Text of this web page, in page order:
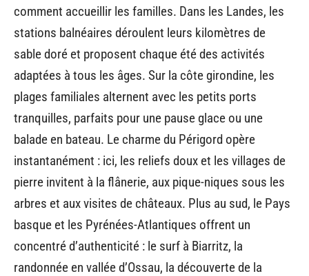
comment accueillir les familles. Dans les Landes, les
stations balnéaires déroulent leurs kilomètres de
sable doré et proposent chaque été des activités
adaptées à tous les âges. Sur la côte girondine, les
plages familiales alternent avec les petits ports
tranquilles, parfaits pour une pause glace ou une
balade en bateau. Le charme du Périgord opère
instantanément : ici, les reliefs doux et les villages de
pierre invitent à la flânerie, aux pique-niques sous les
arbres et aux visites de châteaux. Plus au sud, le Pays
basque et les Pyrénées-Atlantiques offrent un
concentré d’authenticité : le surf à Biarritz, la
randonnée en vallée d’Ossau, la découverte de la